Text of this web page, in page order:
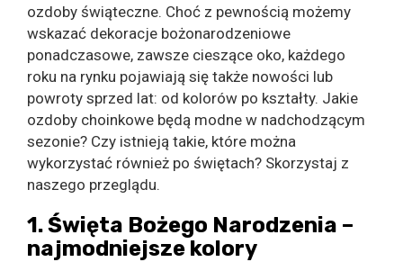
ozdoby świąteczne. Choć z pewnością możemy
wskazać dekoracje bożonarodzeniowe
ponadczasowe, zawsze cieszące oko, każdego
roku na rynku pojawiają się także nowości lub
powroty sprzed lat: od kolorów po kształty. Jakie
ozdoby choinkowe będą modne w nadchodzącym
sezonie? Czy istnieją takie, które można
wykorzystać również po świętach? Skorzystaj z
naszego przeglądu.
1. Święta Bożego Narodzenia –
najmodniejsze kolory